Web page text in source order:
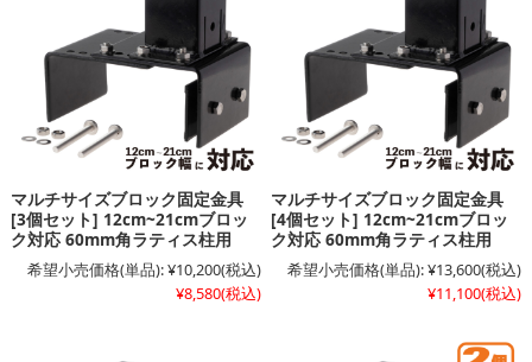
マルチサイズブロック固定金具
[3個セット] 12cm~21cmブロッ
ク対応 60mm角ラティス柱用
希望小売価格(単品):¥10,200(税込)
¥8,580(税込)
マルチサイズブロック固定金具
[4個セット] 12cm~21cmブロッ
ク対応 60mm角ラティス柱用
希望小売価格(単品):¥13,600(税込)
¥11,100(税込)